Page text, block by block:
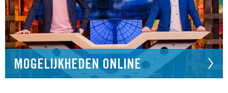
MOGELIJKHEDEN ONLINE